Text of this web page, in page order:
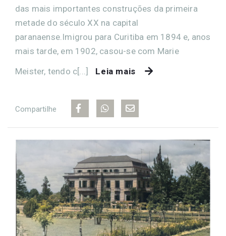
das mais importantes construções da primeira
metade do século XX na capital
paranaense.Imigrou para Curitiba em 1894 e, anos
mais tarde, em 1902, casou-se com Marie
Meister, tendo c[...]
Leia mais
Compartilhe